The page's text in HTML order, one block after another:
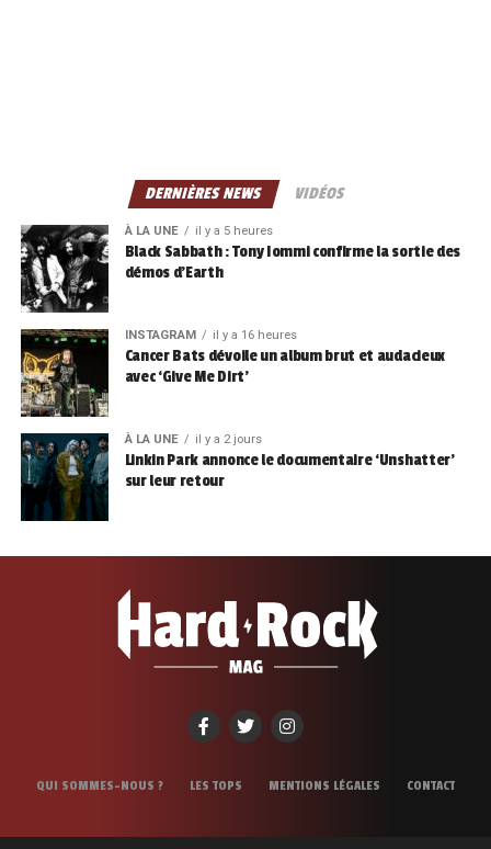
DERNIÈRES NEWS VIDÉOS
À LA UNE il y a 5 heures
Black Sabbath : Tony Iommi confirme la sortie des
démos d’Earth
INSTAGRAM il y a 16 heures
Cancer Bats dévoile un album brut et audacieux
avec ‘Give Me Dirt’
À LA UNE il y a 2 jours
Linkin Park annonce le documentaire ‘Unshatter’
sur leur retour
QUI SOMMES-NOUS ? LES TOPS MENTIONS LÉGALES CONTACT